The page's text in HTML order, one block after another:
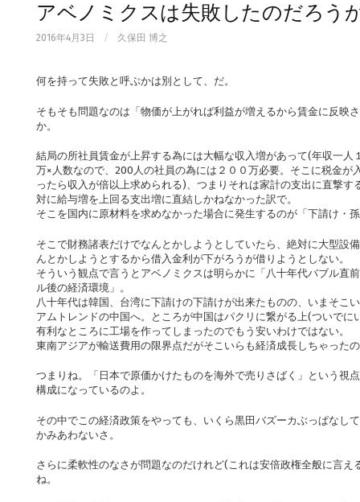
アベノミクスは失敗したのだろう
2016年4月3日 / 久保田 博之
何を持って失敗と呼ぶかは別として、だ。
そもそも問題なのは「物価が上がれば利益が増えるから賃金に反映
か。
結局の所社員賃金が上昇する為には大幅な収入増があって(年収一人
万×人数なので、200人の社員の為には２００万必要。そこに税金が
ったら収入が倍以上求められる)、つまりそれは家計の支出に直撃
対に給与増を上回る支出増に直結しかねなかった訳で。
そこを国内に原材料を求めなかった場合に発生するのが「下請け・
そこで財務諸表だけでなんとかしようとしていたら、絶対に大型設
んとかしようとするから借入金利が下がろうが借りようとしない。
そういう観点で言うとアベノミクスは明らかに「八十年代バブル直
ル後の経済環境」。
八十年代は韓国、台湾に下請けの下請けが出来たものの、いまそこ
アムトレンドの中国へ。ところが中国はパクリに繋がる上(ついで
有利なところに工場を作ってしまったのでもう安いわけではない。
東南アジアが輸送費用の限界点だがそこいらも経済成長しちゃった
つまりね。「日本で原価かけたものを海外で売りさばく」という視
構成になっているのよ。
その中でこの経済政策をやっても、いくら黒田バズーカぶっぱなし
かみあわないさ。
さらに柔軟性のなさが問題なのだけれど(これは安倍政権全般に言
ね。